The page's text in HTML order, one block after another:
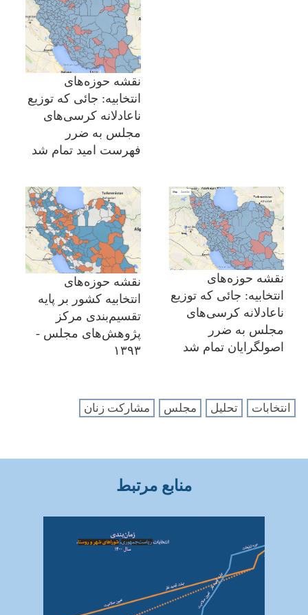
نقشه حوزه‌های
انتخابیه: جائی که توزیع
ناعادلانه کرسی‌های
مجلس به ضرر
فهرست امید تمام شد
نقشه حوزه‌های
انتخابیه: جائی که توزیع
ناعادلانه کرسی‌های
مجلس به ضرر
اصولگرایان تمام شد
نقشه حوزه‌های
انتخابیه کشور بر پایه
تقسیم‌بندی مرکز
پژوهش‌های مجلس -
۱۳۹۳
انتخابات تحلیل مجلس مشارکت زنان
منابع مرتبط